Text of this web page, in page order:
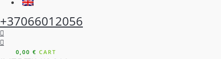
+37066012056
0,00 € CART